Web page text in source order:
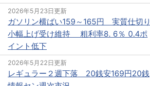
2026年5月23日更新
ガソリン横ばい159～165円 実質仕切り
小幅上げ受け維持 粗利率8. 6％ 0.4ポ
イント低下
2026年5月22日更新
レギュラー２週下落 20銭安169円20銭